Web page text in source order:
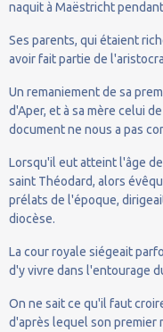
naquit à Maëstricht
Ses parents, qui étaient
avoir fait partie de
Un remaniement de sa
d'Aper, et à sa mère celui
document ne nous a pas
Lorsqu'il eut atteint l'âge
saint Théodard, alors
prélats de l'époque,
diocèse.
La cour royale siégeait
d'y vivre dans l'entourage
On ne sait ce qu'il faut
d'après lequel son premier